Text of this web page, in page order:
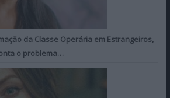
da Classe Operária em Estrangeiros,
o problema…